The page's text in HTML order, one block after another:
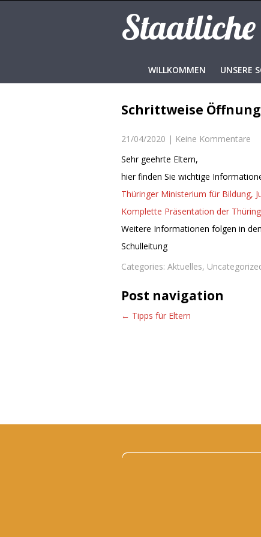
WILLKOMMEN UNSERE
Schrittweise
21/04/2020 | Keine Kommentare
Sehr geehrte Eltern,
hier finden Sie wichtige
Thüringer Ministerium für Bildung,
Komplette Präsentation der
Weitere Informationen folgen in
Schulleitung
Categories: Aktuelles,
Post navigation
← Tipps für Eltern